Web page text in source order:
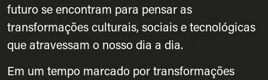
futuro se encontram para pensar as
transformações culturais, sociais e tecnológicas
que atravessam o nosso dia a dia.
Em um tempo marcado por transformações